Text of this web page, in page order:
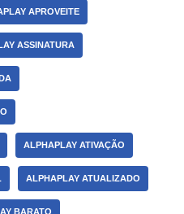
APROVEITE
ASSINATURA
ALPHAPLAY ATIVAÇÃO
ALPHAPLAY ATUALIZADO
BARATO